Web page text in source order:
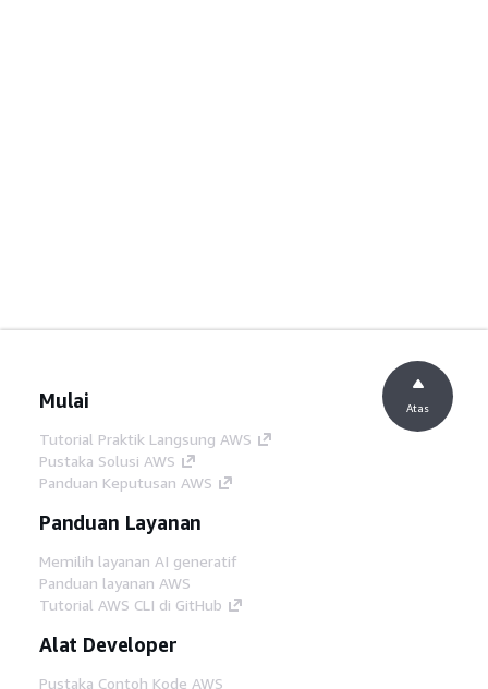
Mulai
Tutorial Praktik Langsung AWS
Pustaka Solusi AWS
Panduan Keputusan AWS
Panduan Layanan
Memilih layanan AI generatif
Panduan layanan AWS
Tutorial AWS CLI di GitHub
Alat Developer
Pustaka Contoh Kode AWS
Atas